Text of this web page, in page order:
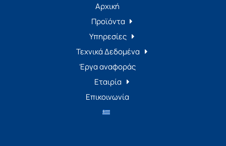
Αρχική
Προϊόντα
Υπηρεσίες
Τεχνικά Δεδομένα
Έργα αναφοράς
Εταιρία
Επικοινωνία